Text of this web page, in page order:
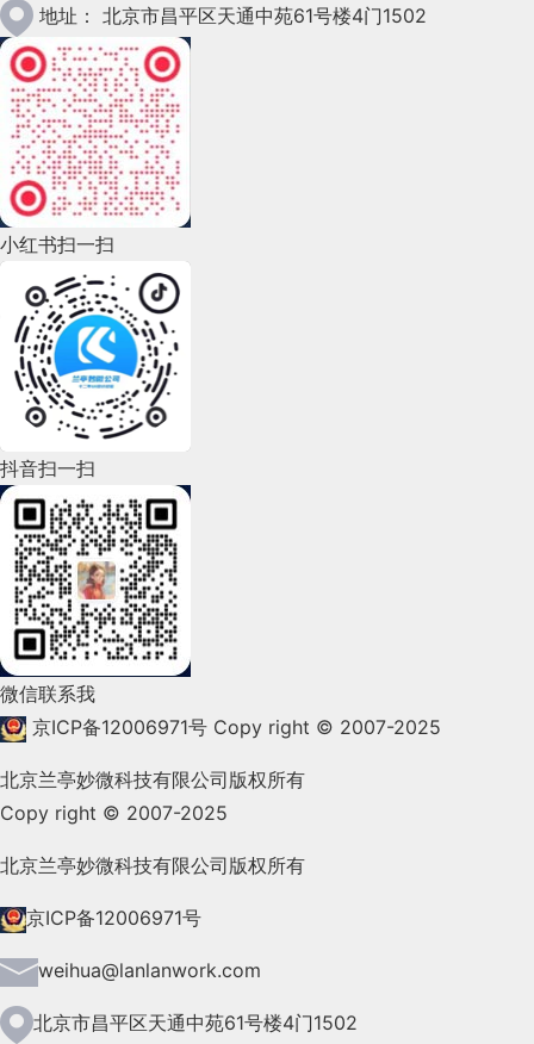
2023年1月(78)
2022年12月(45)
2022年11月(69)
2022年10月(51)
2022年9月(135)
2022年8月(60)
2022年7月(111)
2022年6月(162)
2022年5月(143)
2022年4月(86)
2022年3月(119)
2022年2月(53)
2022年1月(99)
2021年12月(105)
2021年9月(153)
2021年8月(147)
2021年7月(149)
2021年6月(157)
2021年5月(124)
地址： 北京市昌平区天通中苑61号楼4门1502
小红书扫一扫
抖音扫一扫
微信联系我
京ICP备12006971号 Copy right © 2007-2025
北京兰亭妙微科技有限公司版权所有
Copy right © 2007-2025
北京兰亭妙微科技有限公司版权所有
京ICP备12006971号
weihua@lanlanwork.com
北京市昌平区天通中苑61号楼4门1502